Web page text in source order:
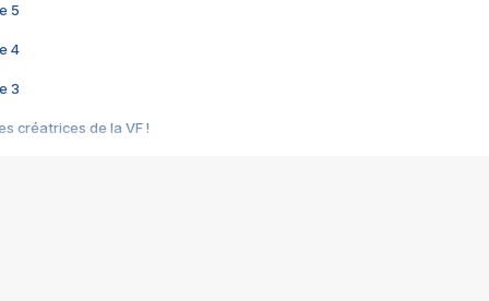
5
4
3
créatrices de la VF !